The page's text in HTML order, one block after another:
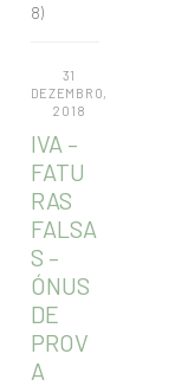
8)
31
DEZEMBRO,
2018
IVA –
FATU
RAS
FALSA
S –
ÓNUS
DE
PROV
A